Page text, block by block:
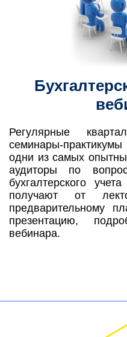
Регулярные
семинары-
одни из самых
аудиторы по
бухгалтерского
получают от
предварительному
презентацию,
вебинара.